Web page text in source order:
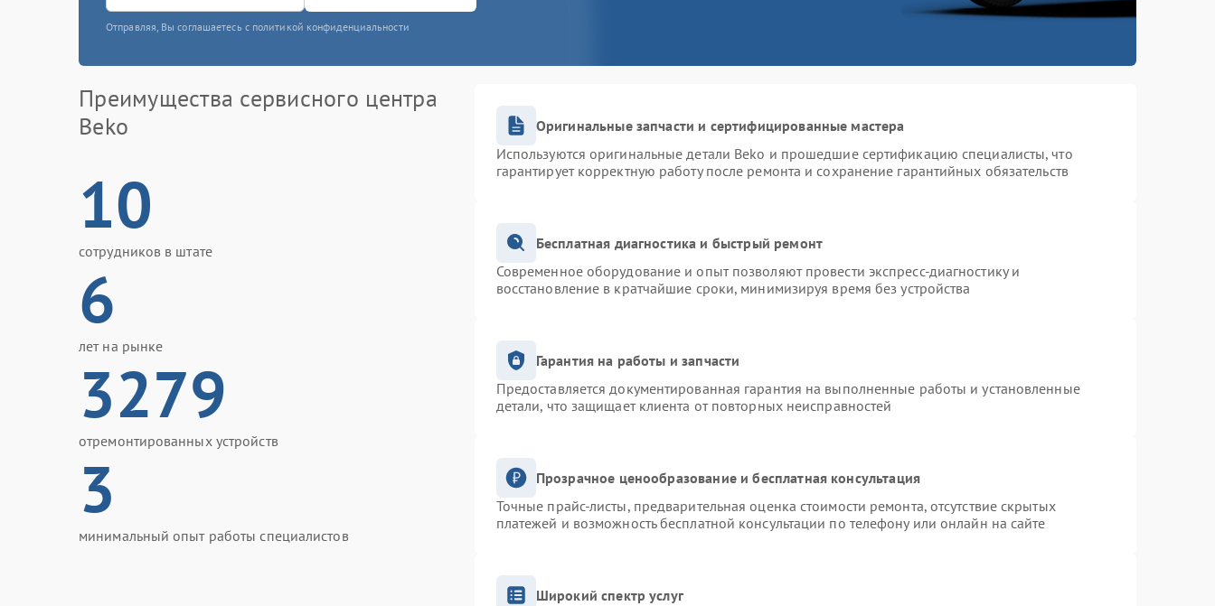
Отправляя, Вы соглашаетесь с политикой конфиденциальности
Преимущества сервисного центра
Beko
10
сотрудников в штате
6
лет на рынке
3279
отремонтированных устройств
3
минимальный опыт работы специалистов
Оригинальные запчасти и сертифицированные мастера
Используются оригинальные детали Beko и прошедшие сертификацию специалисты, что
гарантирует корректную работу после ремонта и сохранение гарантийных обязательств
Бесплатная диагностика и быстрый ремонт
Современное оборудование и опыт позволяют провести экспресс-диагностику и
восстановление в кратчайшие сроки, минимизируя время без устройства
Гарантия на работы и запчасти
Предоставляется документированная гарантия на выполненные работы и установленные
детали, что защищает клиента от повторных неисправностей
Прозрачное ценообразование и бесплатная консультация
Точные прайс-листы, предварительная оценка стоимости ремонта, отсутствие скрытых
платежей и возможность бесплатной консультации по телефону или онлайн на сайте
Широкий спектр услуг